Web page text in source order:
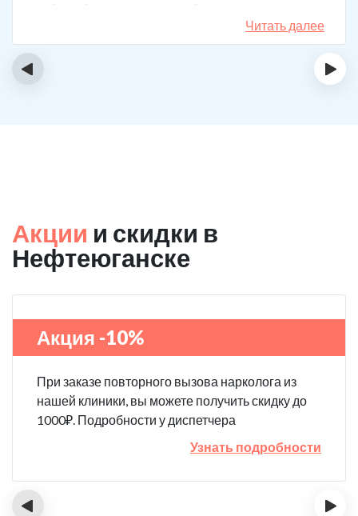
набор таблеток, а именно подбирают
индивидуальный комплекс под конкретный случай.
Несколько раз делал вызов, и назначения были под
Читать далее
‹ ›
Акции и скидки в
Нефтеюганске
Акция -10%
При заказе повторного вызова нарколога из
нашей клиники, вы можете получить скидку до
1000₽. Подробности у диспетчера
Узнать подробности
‹ ›